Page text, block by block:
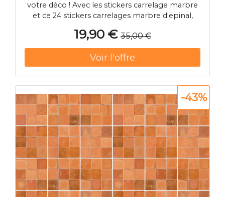
votre déco ! Avec les stickers carrelage marbre
et ce 24 stickers carrelages marbre d'epinal,
appartement ou maison à votre guise !
Dimension des stickers carrelages marbre :
Pour le 40 x 60 cm, les stickers
19,90 € 35,00 €
-43%